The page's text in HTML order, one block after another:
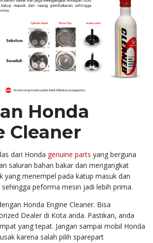
Honda
Cleaner
dari Honda genuine parts yang berguna
saluran bahan bakar dan mengangkat
yang menempel pada katup masuk dan
peforma mesin jadi lebih prima.
Honda Engine Cleaner. Bisa
Dealer di Kota anda. Pastikan, anda
yang tepat. Jangan sampai mobil Honda
karena salah pilih sparepart